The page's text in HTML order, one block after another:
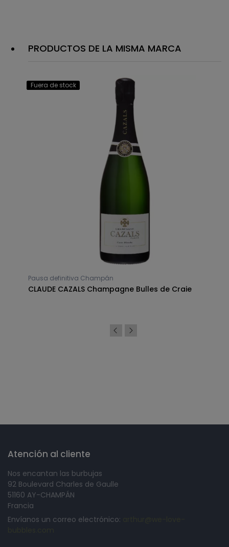
PRODUCTOS DE LA MISMA MARCA
Fuera de stock
Pausa definitiva Champán
CLAUDE CAZALS Champagne Bulles de Craie
Atención al cliente
Nos encantan las burbujas
92 Boulevard Charles de Gaulle
51160 AY-CHAMPÁN
Francia
Envíanos un correo electrónico: